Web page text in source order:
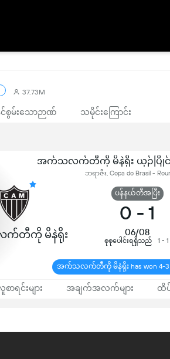
37.73M
စွမ်းသောဉာဏ် သမိုင်းကြောင်း
အက်သလက်တီကို မိနဲရိုး ယှဉ်ပြိုင်
ဘရာဇီး, Copa do Brasil -
တီကို မိနဲရိုး
ပန်နယ်တီအပြီး
0 - 1
06/08
စုစုပေါင်းရရှိသည် 1 - 1
အက်သလက်တီကို မိနဲရိုး has won 4-3
ရင်းများ အချက်အလက်များ ထိ